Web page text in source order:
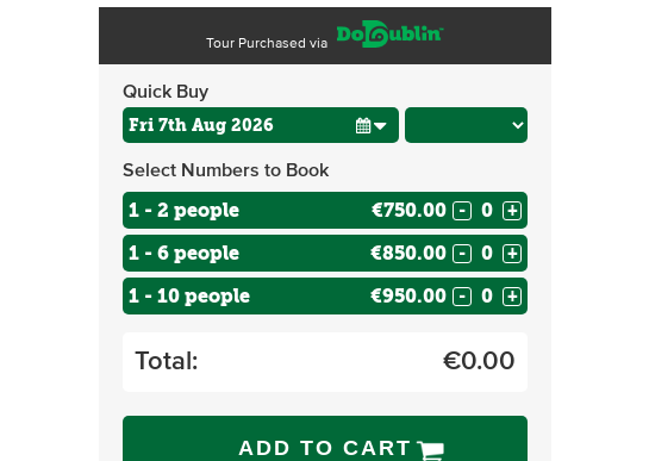
Tour Purchased via
Quick Buy
Select Numbers to Book
1 - 2 people €750.00 - +
1 - 6 people €850.00 - +
1 - 10 people €950.00 - +
Total: €0.00
ADD TO CART